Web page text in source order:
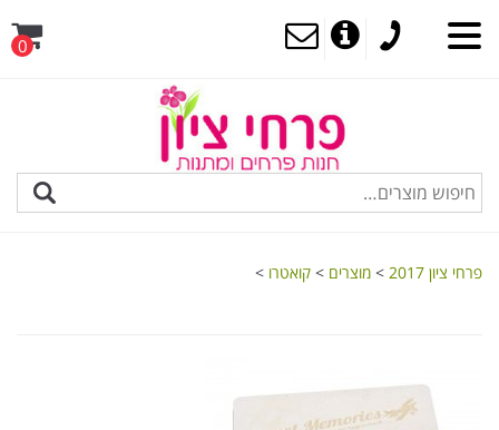
0
פרחי ציון 2017 > מוצרים > קואטרו >